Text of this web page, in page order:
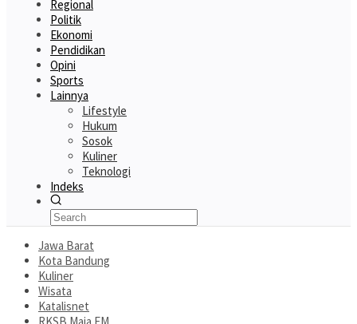
Regional
Politik
Ekonomi
Pendidikan
Opini
Sports
Lainnya
Lifestyle
Hukum
Sosok
Kuliner
Teknologi
Indeks
Jawa Barat
Kota Bandung
Kuliner
Wisata
Katalisnet